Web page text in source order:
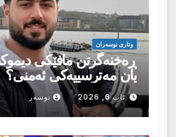
وتارى نوسەران
ڕەخنەگرتن مافێکی
یان مەترسییەکی ئەمنی؟
ئاب 6, 2026 نوسەر